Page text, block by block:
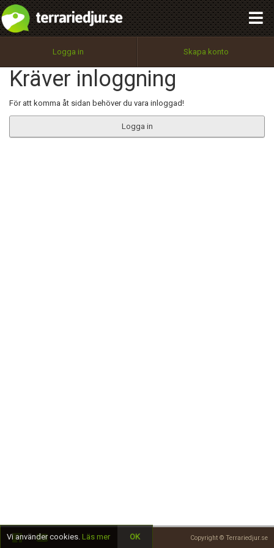
Logga in Skapa konto
Kräver inloggning
För att komma åt sidan behöver du vara inloggad!
Logga in
Copyright © Terrariedjur.se
Utför
100%
OK
integritetspolicy
Namn:
Epost:
Begär nytt lösenord
Tillbaka till förstasidan
Vi använder cookies. Läs mer OK